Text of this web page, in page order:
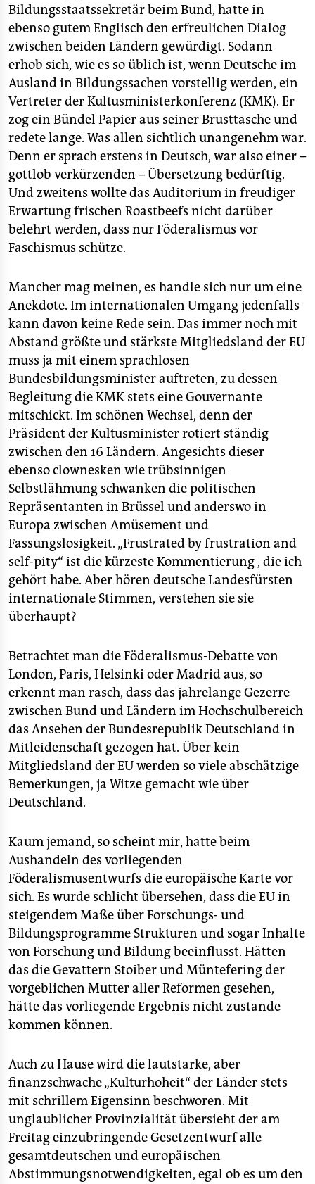
Bildungsstaatssekretär beim Bund, hatte in
ebenso gutem Englisch den erfreulichen Dialog
zwischen beiden Ländern gewürdigt. Sodann
erhob sich, wie es so üblich ist, wenn Deutsche im
Ausland in Bildungssachen vorstellig werden, ein
Vertreter der Kultusministerkonferenz (KMK). Er
zog ein Bündel Papier aus seiner Brusttasche und
redete lange. Was allen sichtlich unangenehm war.
Denn er sprach erstens in Deutsch, war also einer –
gottlob verkürzenden – Übersetzung bedürftig.
Und zweitens wollte das Auditorium in freudiger
Erwartung frischen Roastbeefs nicht darüber
belehrt werden, dass nur Föderalismus vor
Faschismus schütze.
Mancher mag meinen, es handle sich nur um eine
Anekdote. Im internationalen Umgang jedenfalls
kann davon keine Rede sein. Das immer noch mit
Abstand größte und stärkste Mitgliedsland der EU
muss ja mit einem sprachlosen
Bundesbildungsminister auftreten, zu dessen
Begleitung die KMK stets eine Gouvernante
mitschickt. Im schönen Wechsel, denn der
Präsident der Kultusminister rotiert ständig
zwischen den 16 Ländern. Angesichts dieser
ebenso clownesken wie trübsinnigen
Selbstlähmung schwanken die politischen
Repräsentanten in Brüssel und anderswo in
Europa zwischen Amüsement und
Fassungslosigkeit. „Frustrated by frustration and
self-pity“ ist die kürzeste Kommentierung , die ich
gehört habe. Aber hören deutsche Landesfürsten
internationale Stimmen, verstehen sie sie
überhaupt?
Betrachtet man die Föderalismus-Debatte von
London, Paris, Helsinki oder Madrid aus, so
erkennt man rasch, dass das jahrelange Gezerre
zwischen Bund und Ländern im Hochschulbereich
das Ansehen der Bundesrepublik Deutschland in
Mitleidenschaft gezogen hat. Über kein
Mitgliedsland der EU werden so viele abschätzige
Bemerkungen, ja Witze gemacht wie über
Deutschland.
Kaum jemand, so scheint mir, hatte beim
Aushandeln des vorliegenden
Föderalismusentwurfs die europäische Karte vor
sich. Es wurde schlicht übersehen, dass die EU in
steigendem Maße über Forschungs- und
Bildungsprogramme Strukturen und sogar Inhalte
von Forschung und Bildung beeinflusst. Hätten
das die Gevattern Stoiber und Müntefering der
vorgeblichen Mutter aller Reformen gesehen,
hätte das vorliegende Ergebnis nicht zustande
kommen können.
Auch zu Hause wird die lautstarke, aber
finanzschwache „Kulturhoheit“ der Länder stets
mit schrillem Eigensinn beschworen. Mit
unglaublicher Provinzialität übersieht der am
Freitag einzubringende Gesetzentwurf alle
gesamtdeutschen und europäischen
Abstimmungsnotwendigkeiten, egal ob es um den